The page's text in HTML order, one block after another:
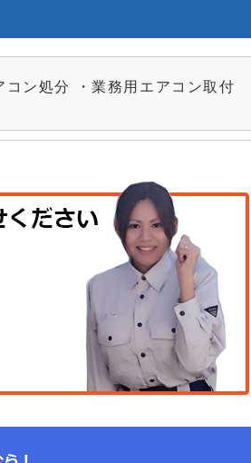
コン処分 ・業務用エアコン取付